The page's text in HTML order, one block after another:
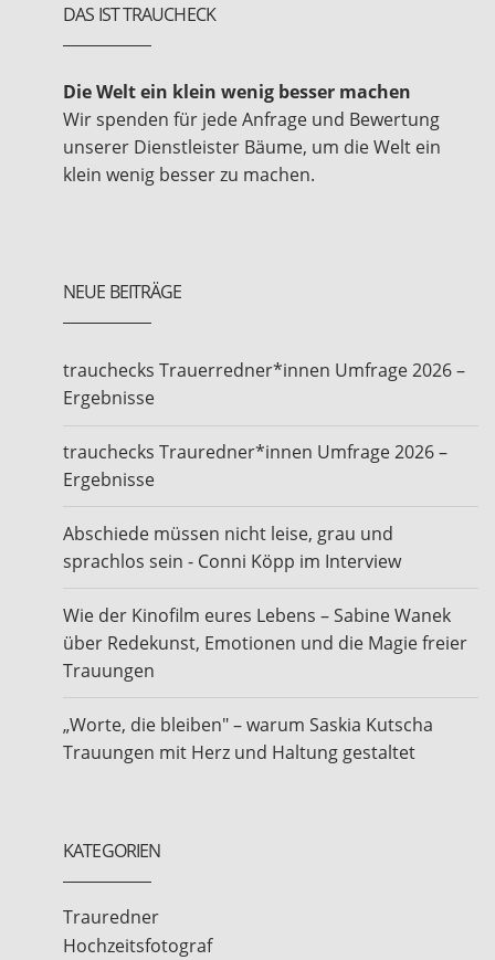
DAS IST TRAUCHECK
Die Welt ein klein wenig besser machen
Wir spenden für jede Anfrage und Bewertung
unserer Dienstleister Bäume, um die Welt ein
klein wenig besser zu machen.
NEUE BEITRÄGE
trauchecks Trauerredner*innen Umfrage 2026 –
Ergebnisse
trauchecks Trauredner*innen Umfrage 2026 –
Ergebnisse
Abschiede müssen nicht leise, grau und
sprachlos sein - Conni Köpp im Interview
Wie der Kinofilm eures Lebens – Sabine Wanek
über Redekunst, Emotionen und die Magie freier
Trauungen
„Worte, die bleiben" – warum Saskia Kutscha
Trauungen mit Herz und Haltung gestaltet
KATEGORIEN
Trauredner
Hochzeitsfotograf